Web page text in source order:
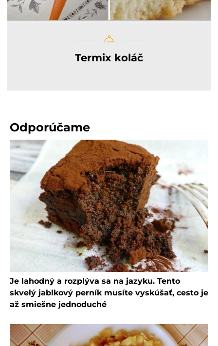
Termix koláč
Odporúčame
Je lahodný a rozplýva sa na jazyku. Tento
skvelý jablkový perník musíte vyskúšať, cesto je
až smiešne jednoduché